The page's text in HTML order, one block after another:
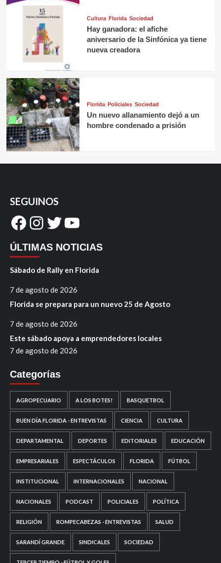
Cultura Florida Sociedad
Hay ganadora: el afiche
aniversario de la Sinfónica ya tiene
nueva creadora
Florida Policiales Sociedad
Un nuevo allanamiento dejó a un
hombre condenado a prisión
SEGUINOS
Facebook
Instagram
Twitter
YouTube
ÚLTIMAS NOTICIAS
Sábado de Rally en Florida
7 de agosto de 2026
Florida se prepara para un nuevo 25 de Agosto
7 de agosto de 2026
Este sábado apoya a emprendedores locales
7 de agosto de 2026
Categorías
AGROPECUARIO A LOS BOTES! BASQUETBOL
BUEN DÍA FLORIDA - ENTREVISTAS CIENCIA CULTURA
DEPARTAMENTAL DEPORTES EDITORIALES EDUCACIÓN
EMPRESARIALES ESPECTÁCULOS FLORIDA FÚTBOL
INSTITUCIONAL INTERNACIONALES NACIONAL
NACIONALES PODCAST POLICIALES POLÍTICA
RELIGIÓN ROMPECABEZAS - ENTREVISTAS SALUD
SARANDÍ GRANDE SINDICALES SOCIEDAD